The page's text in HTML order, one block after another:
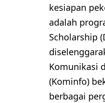
kesiapan
adalah
Scholarship
Komunikasi
(Kominfo)
berbagai